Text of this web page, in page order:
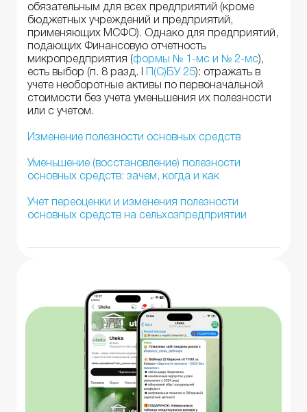
обязательным для всех предприятий (кроме
бюджетных учреждений и предприятий,
применяющих МСФО). Однако для предприятий,
подающих Финансовую отчетность
микропредприятия (формы № 1-мс и № 2-мс),
есть выбор (п. 8 разд. I
П(С)БУ 25): отражать в
учете необоротные активы по первоначальной
стоимости без учета уменьшения их полезности
или с учетом.
Изменение полезности основных средств
Уменьшение (восстановление) полезности
основных средств: зачем, когда и как
Учет переоценки и изменения полезности
основных средств на сельхозпредприятии